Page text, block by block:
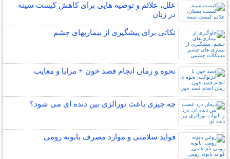
علل، علائم و توصیه هایی برای کاهش کیست سینه
در زنان
نکاتی برای پیشگیری از بیماریهای چشم
نحوه و زمان انجام فصد خون + مزایا و معایب
چه چیزی باعث نورالژی بین دنده ای می شود؟
فواید سلامتی و موارد مصرف بابونه رومی